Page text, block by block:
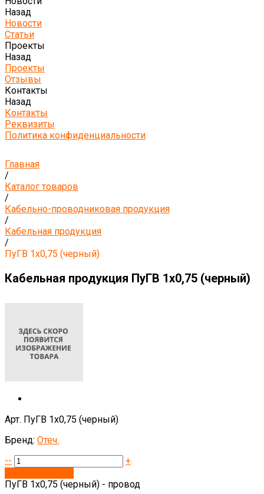
Назад
Новости
Статьи
Проекты
Назад
Проекты
Отзывы
Контакты
Назад
Контакты
Реквизиты
Политика конфиденциальности
Главная
/
Каталог товаров
/
Кабельно-проводниковая продукция
/
Кабельная продукция
/
ПуГВ 1х0,75 (черный)
Кабельная продукция ПуГВ 1х0,75 (черный)
Арт. ПуГВ 1х0,75 (черный)
Бренд: Отеч.
--
+
ПуГВ 1х0,75 (черный) - провод